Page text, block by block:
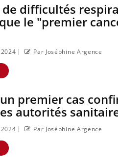
difficultés
le "premier
| Par Joséphine Argence
premier cas
autorités
| Par Joséphine Argence